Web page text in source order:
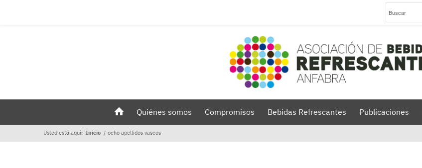
Quiénes somos Compromisos Bebidas Refrescantes Publicaciones
Usted está aquí: Inicio / ocho apellidos vascos